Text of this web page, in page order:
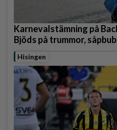
Karnevalstämning på
Bjöds på trummor,
Hisingen